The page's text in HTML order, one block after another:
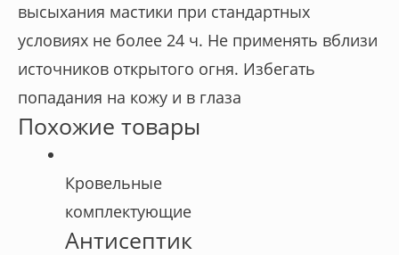
высыхания мастики при стандартных
условиях не более 24 ч. Не применять вблизи
источников открытого огня. Избегать
попадания на кожу и в глаза
Похожие товары
Кровельные
комплектующие
Антисептик